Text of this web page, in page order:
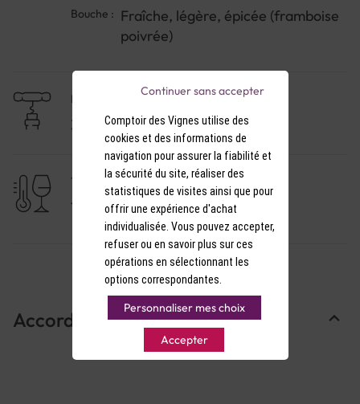
Bouche : Fraîche, légère, épicée (framboise
poivrée)
NIVEAU DE GARDE
3 à 5 ans
TEMPÉRATURE DE SERVICE
15-16°C
Accords Mets & Vins
Comptoir des Vignes utilise des
cookies et des informations de
navigation pour assurer la fiabilité et
la sécurité du site, réaliser des
statistiques de visites ainsi que pour
offrir une expérience d'achat
individualisée. Vous pouvez accepter,
refuser ou en savoir plus sur ces
opérations en sélectionnant les
options correspondantes.
Personnaliser mes choix
Accepter
Continuer sans accepter